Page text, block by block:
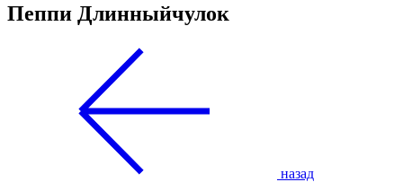
Пеппи Длинныйчулок
назад